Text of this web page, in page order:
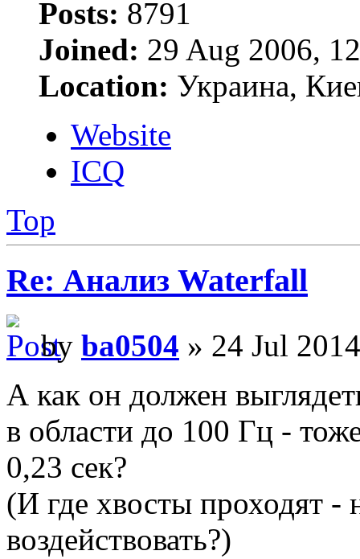
Posts: 8791
Joined: 29 Aug 2006,
Location: Украина,
Website
ICQ
Top
Re: Анализ Waterfall
by ba0504 » 24 Jul
А как он должен
в области до 100 Гц -
0,23 сек?
(И где хвосты проходят -
воздействовать?)